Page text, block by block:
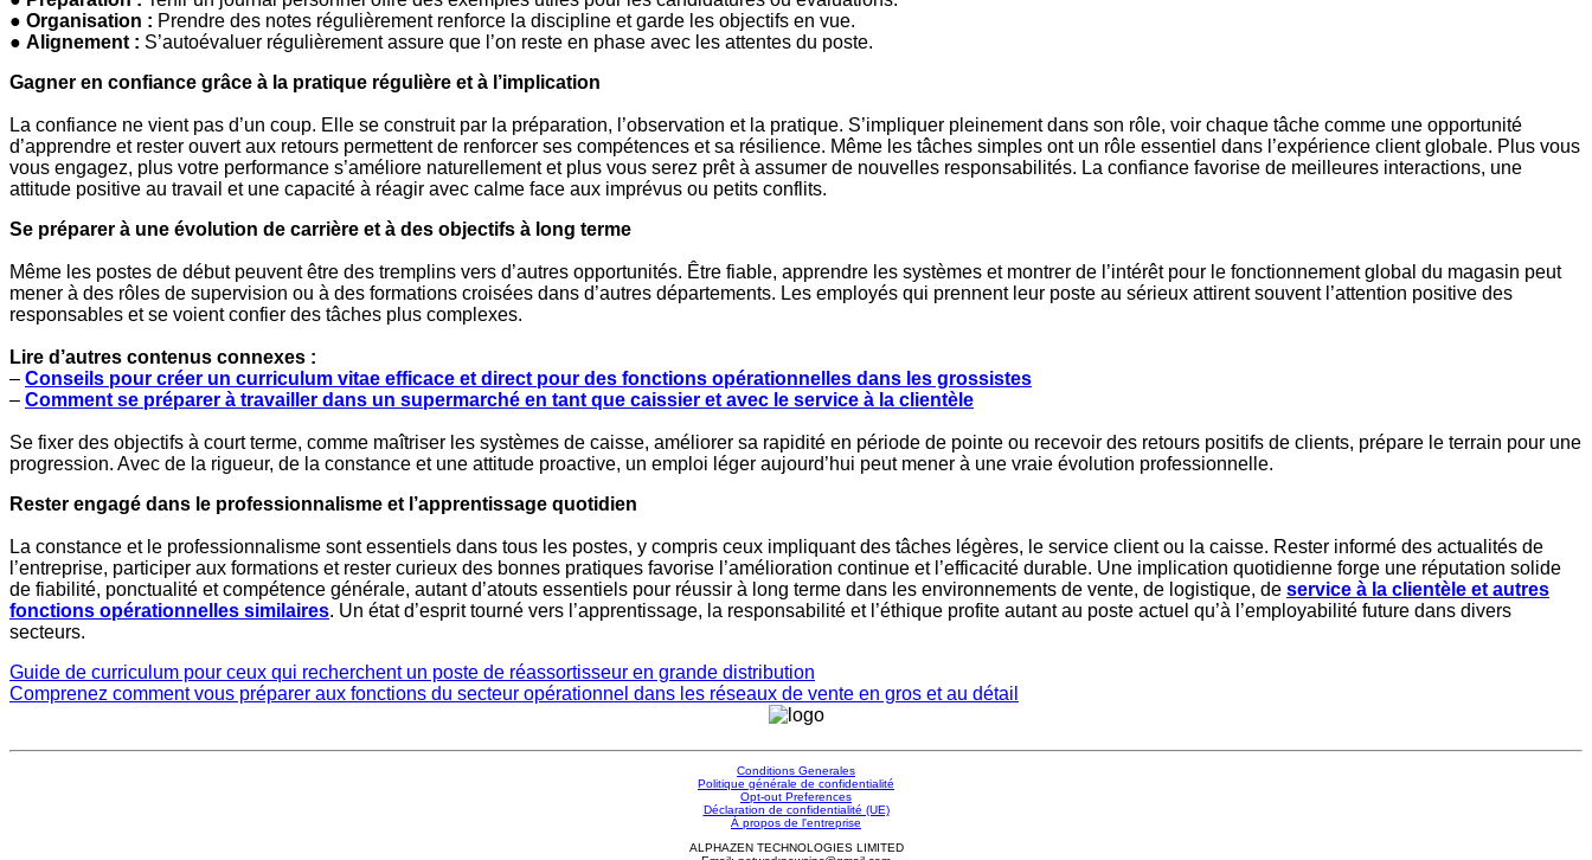
● Organisation : Prendre des notes régulièrement renforce la discipline et garde les objectifs en vue.
● Alignement : S’autoévaluer régulièrement assure que l’on reste en phase avec les attentes du poste.
Gagner en confiance grâce à la pratique régulière et à l’implication
La confiance ne vient pas d’un coup. Elle se construit par la préparation, l’observation et la pratique. S’impliquer pleinement dans son rôle, voir chaque tâche comme une opportunité
d’apprendre et rester ouvert aux retours permettent de renforcer ses compétences et sa résilience. Même les tâches simples ont un rôle essentiel dans l’expérience client globale. Plus vous
vous engagez, plus votre performance s’améliore naturellement et plus vous serez prêt à assumer de nouvelles responsabilités. La confiance favorise de meilleures interactions, une
attitude positive au travail et une capacité à réagir avec calme face aux imprévus ou petits conflits.
Se préparer à une évolution de carrière et à des objectifs à long terme
Même les postes de début peuvent être des tremplins vers d’autres opportunités. Être fiable, apprendre les systèmes et montrer de l’intérêt pour le fonctionnement global du magasin peut
mener à des rôles de supervision ou à des formations croisées dans d’autres départements. Les employés qui prennent leur poste au sérieux attirent souvent l’attention positive des
responsables et se voient confier des tâches plus complexes.
Lire d’autres contenus connexes :
– Conseils pour créer un curriculum vitae efficace et direct pour des fonctions opérationnelles dans les grossistes
– Comment se préparer à travailler dans un supermarché en tant que caissier et avec le service à la clientèle
Se fixer des objectifs à court terme, comme maîtriser les systèmes de caisse, améliorer sa rapidité en période de pointe ou recevoir des retours positifs de clients, prépare le terrain pour une
progression. Avec de la rigueur, de la constance et une attitude proactive, un emploi léger aujourd’hui peut mener à une vraie évolution professionnelle.
Rester engagé dans le professionnalisme et l’apprentissage quotidien
La constance et le professionnalisme sont essentiels dans tous les postes, y compris ceux impliquant des tâches légères, le service client ou la caisse. Rester informé des actualités de
l’entreprise, participer aux formations et rester curieux des bonnes pratiques favorise l’amélioration continue et l’efficacité durable. Une implication quotidienne forge une réputation solide
de fiabilité, ponctualité et compétence générale, autant d’atouts essentiels pour réussir à long terme dans les environnements de vente, de logistique, de service à la clientèle et autres
fonctions opérationnelles similaires. Un état d’esprit tourné vers l’apprentissage, la responsabilité et l’éthique profite autant au poste actuel qu’à l’employabilité future dans divers
secteurs.
Guide de curriculum pour ceux qui recherchent un poste de réassortisseur en grande distribution
Comprenez comment vous préparer aux fonctions du secteur opérationnel dans les réseaux de vente en gros et au détail
Conditions Generales
Politique générale de confidentialité
Opt-out Preferences
Déclaration de confidentialité (UE)
À propos de l'entreprise
ALPHAZEN TECHNOLOGIES LIMITED